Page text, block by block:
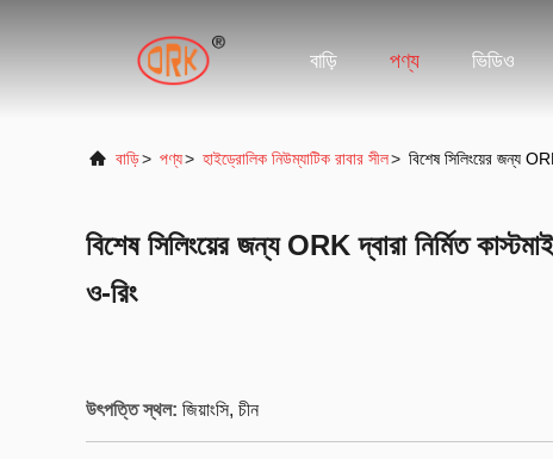
বাড়ি পণ্য ভিডিও
বাড়ি> পণ্য> হাইড্রোলিক নিউম্যাটিক রাবার সীল> বিশেষ সিলিংয়ের জন্য
বিশেষ সিলিংয়ের জন্য ORK দ্বারা নির্মিত
ও-রিং
উৎপত্তি স্থল: জিয়াংসি, চীন